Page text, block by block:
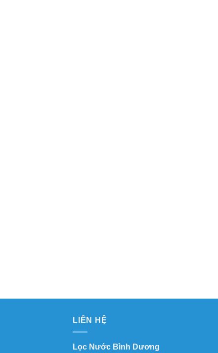
LIÊN HỆ
Lọc Nước Bình Dương